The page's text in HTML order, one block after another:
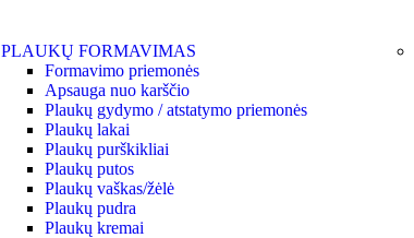
PLAUKŲ FORMAVIMAS
Formavimo priemonės
Apsauga nuo karščio
Plaukų gydymo / atstatymo priemonės
Plaukų lakai
Plaukų purškikliai
Plaukų putos
Plaukų vaškas/žėlė
Plaukų pudra
Plaukų kremai